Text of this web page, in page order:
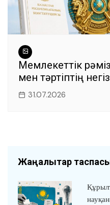
Мемлекеттік
мен тәртіптің
31.07.2026
Жаңалықтар